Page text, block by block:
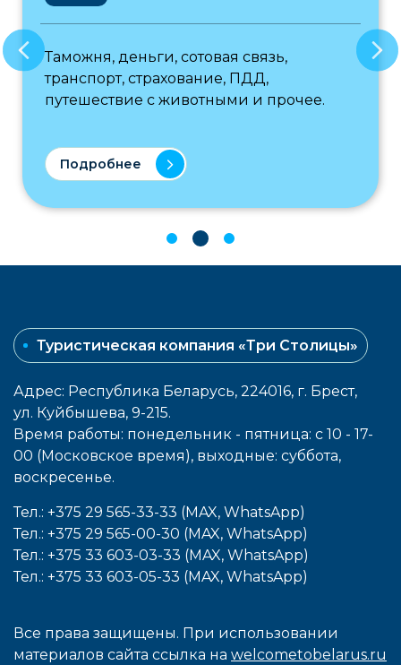
Таможня, деньги, сотовая связь,
транспорт, страхование, ПДД,
путешествие с животными и прочее.
Подробнее
Туристическая компания «Три Столицы»
Адрес: Республика Беларусь, 224016, г. Брест,
ул. Куйбышева, 9-215.
Время работы: понедельник - пятница: с 10 - 17-
00 (Московское время), выходные: cуббота,
воcкресенье.
Тел.: +375 29 565-33-33 (MAX, WhatsApp)
Тел.: +375 29 565-00-30 (MAX, WhatsApp)
Тел.: +375 33 603-03-33 (MAX, WhatsApp)
Тел.: +375 33 603-05-33 (MAX, WhatsApp)
Все права защищены. При использовании
материалов сайта ссылка на welcometobelarus.ru